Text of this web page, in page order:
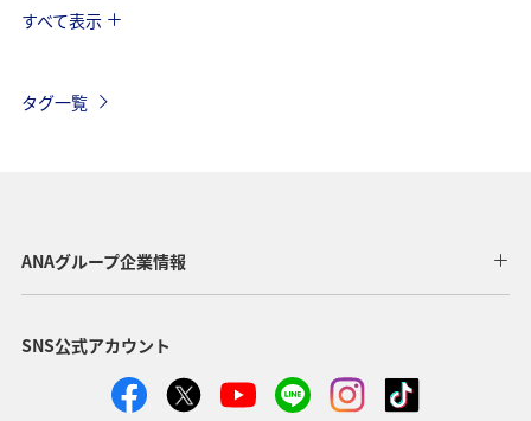
マイルの教室
自然・植物 沖縄 アプリ
AMC会員専用サービス
ANAのサービス ホテル ANAのオンラインショップ
すべて表示
タグ一覧
ANAグループ企業情報
SNS公式アカウント